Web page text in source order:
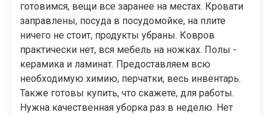
готовимся, вещи все заранее на местах. Кровати
заправлены, посуда в посудомойке, на плите
ничего не стоит, продукты убраны. Ковров
практически нет, вся мебель на ножках. Полы -
керамика и ламинат. Предоставляем всю
необходимую химию, перчатки, весь инвентарь.
Также готовы купить, что скажете, для работы.
Нужна качественная уборка раз в неделю. Нет